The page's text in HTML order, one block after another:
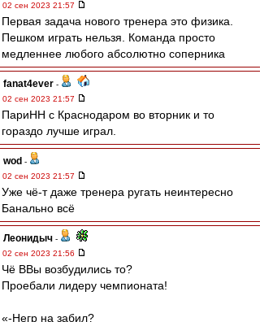
02 сен 2023 21:57
Первая задача нового тренера это физика.
Пешком играть нельзя. Команда просто
медленнее любого абсолютно соперника
fanat4ever -
02 сен 2023 21:57
ПариНН с Краснодаром во вторник и то
гораздо лучше играл.
wod -
02 сен 2023 21:57
Уже чё-т даже тренера ругать неинтересно
Банально всё
Леонидыч -
02 сен 2023 21:56
Чё ВВы возбудились то?
Проебали лидеру чемпионата!
«-Негр на забил?